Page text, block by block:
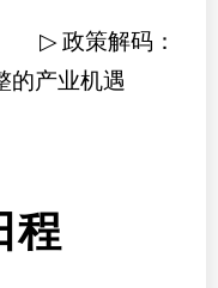
政策解码：
的产业机遇
程